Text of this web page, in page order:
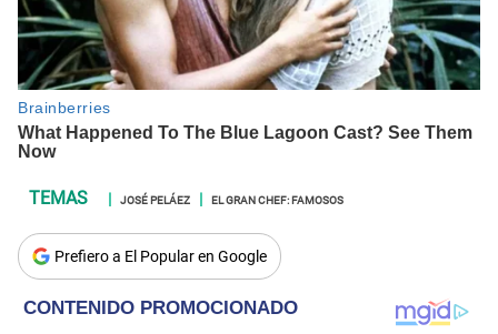
JOSÉ PELÁEZ EL GRAN CHEF: FAMOSOS
Prefiero a El Popular en Google